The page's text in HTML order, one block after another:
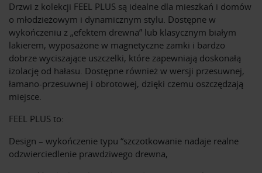
Drzwi z kolekcji FEEL PLUS są idealne dla mieszkań i domów
o młodzieżowym i dynamicznym stylu. Dostępne w
wykończeniu z „efektem drewna” lub klasycznym białym
lakierem, wyposażone w magnetyczne zamki i bardzo
dobrze wyciszające uszczelki, które zapewniają doskonałą
izolację od hałasu. Dostępne również w wersji przesuwnej,
łamano-przesuwnej i obrotowej, dzięki czemu oszczędzają
miejsce.
FEEL PLUS to:
Design – wykończenie typu “szczotkowanie nadaje realne
odzwierciedlenie prawdziwego drewna,